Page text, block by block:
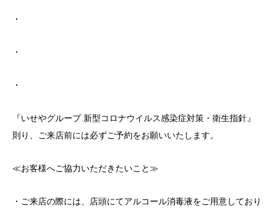
・
・
・
『いせやグループ 新型コロナウイルス感染症対策・衛生指針』
則り、ご来店前には必ずご予約をお願いいたします。
≪お客様へご協力いただきたいこと≫
・ご来店の際には、店頭にてアルコール消毒液をご用意しており